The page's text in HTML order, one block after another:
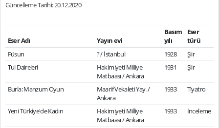
Güncelleme Tarihi: 20.12.2020
Eser Adı Yayın evi
Basım
yılı
Eser
türü
Füsun
? / İstanbul 1928
Şiir
Tul Daireleri
Hakimiyeti Milliye
Matbaası / Ankara
1931 Şiir
Burla: Manzum Oyun
Maarif Vekaleti Yay. /
Ankara
1933 Tiyatro
Yeni Türkiye'de Kadın
Hakimiyeti Milliye
Matbaası / Ankara
1933 İnceleme